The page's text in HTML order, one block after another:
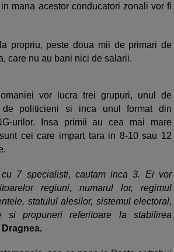
mana acestor conducatori zonali vor fi
propriu, peste doua mii de primari de
care nu au bani nici de salarii.
vor lucra trei grupuri, unul de
de politicieni si inca unul format din
urilor. Insa primii au cea mai mare
cei care impart tara in 8-10 sau 12
7 specialisti, cautam inca 3. Ei vor
regiuni, numarul lor, regimul
statulul alesilor, sistemul electoral,
si propuneri referitoare la stabilirea
Dragnea.